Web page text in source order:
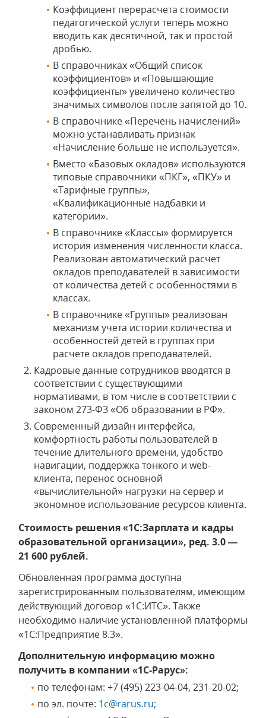
Коэффициент перерасчета стоимости
педагогической услуги теперь можно
вводить как десятичной, так и простой
дробью.
В справочниках «Общий список
коэффициентов» и «Повышающие
коэффициенты» увеличено количество
значимых символов после запятой до 10.
В справочнике «Перечень начислений»
можно устанавливать признак
«Начисление больше не используется».
Вместо «Базовых окладов» используются
типовые справочники «ПКГ», «ПКУ» и
«Тарифные группы»,
«Квалификационные надбавки и
категории».
В справочнике «Классы» формируется
история изменения численности класса.
Реализован автоматический расчет
окладов преподавателей в зависимости
от количества детей с особенностями в
классах.
В справочнике «Группы» реализован
механизм учета истории количества и
особенностей детей в группах при
расчете окладов преподавателей.
Кадровые данные сотрудников вводятся в
соответствии с существующими
нормативами, в том числе в соответствии с
законом 273-ФЗ «Об образовании в РФ».
Современный дизайн интерфейса,
комфортность работы пользователей в
течение длительного времени, удобство
навигации, поддержка тонкого и web-
клиента, перенос основной
«вычислительной» нагрузки на сервер и
экономное использование ресурсов клиента.
Стоимость решения «1С:Зарплата и кадры
образовательной организации», ред. 3.0 —
21 600 рублей.
Обновленная программа доступна
зарегистрированным пользователям, имеющим
действующий договор «1С:ИТС». Также
необходимо наличие установленной платформы
«1С:Предприятие 8.3».
Дополнительную информацию можно
получить в компании «1С-Рарус»:
по телефонам: +7 (495) 223-04-04, 231-20-02;
по эл. почте: 1c@rarus.ru;